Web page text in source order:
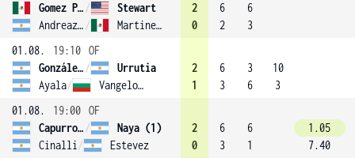
Gomez Pezuela Cano /
Stewart
Andreazzini / Martinez Hernandez
2
0
6
2
6
3
01.08.
19:10 OF
González Daniele /
Urrutia
Ayala/ Vangelova (3)
2
1
6
3
3
6
10
3
01.08.
19:00 OF
Capurro Taborda /
Naya (1)
Cinalli / Estevez
2
0
6
3
6
1
1.05
7.40